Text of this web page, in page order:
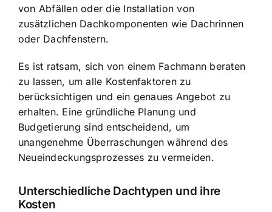
von Abfällen oder die Installation von
zusätzlichen Dachkomponenten wie Dachrinnen
oder Dachfenstern.
Es ist ratsam, sich von einem Fachmann beraten
zu lassen, um alle Kostenfaktoren zu
berücksichtigen und ein genaues Angebot zu
erhalten. Eine gründliche Planung und
Budgetierung sind entscheidend, um
unangenehme Überraschungen während des
Neueindeckungsprozesses zu vermeiden.
Unterschiedliche Dachtypen und ihre
Kosten